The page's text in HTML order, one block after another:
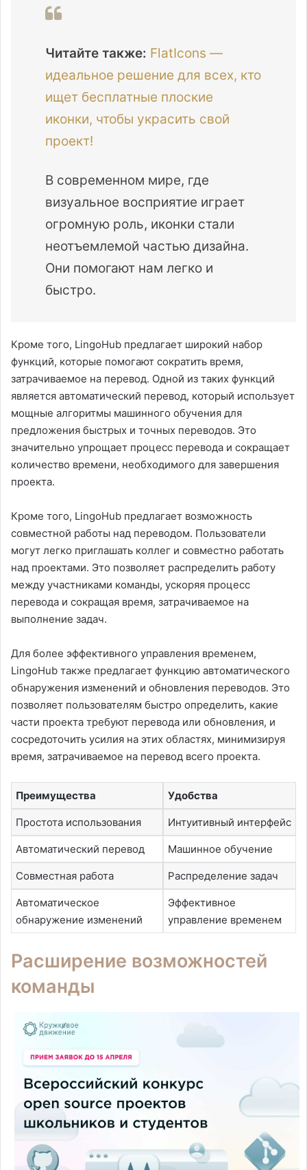
Читайте также: FlatIcons —
идеальное решение для всех, кто
ищет бесплатные плоские
иконки, чтобы украсить свой
проект!
В современном мире, где
визуальное восприятие играет
огромную роль, иконки стали
неотъемлемой частью дизайна.
Они помогают нам легко и
быстро.
Кроме того, LingoHub предлагает широкий набор
функций, которые помогают сократить время,
затрачиваемое на перевод. Одной из таких функций
является автоматический перевод, который использует
мощные алгоритмы машинного обучения для
предложения быстрых и точных переводов. Это
значительно упрощает процесс перевода и сокращает
количество времени, необходимого для завершения
проекта.
Кроме того, LingoHub предлагает возможность
совместной работы над переводом. Пользователи
могут легко приглашать коллег и совместно работать
над проектами. Это позволяет распределить работу
между участниками команды, ускоряя процесс
перевода и сокращая время, затрачиваемое на
выполнение задач.
Для более эффективного управления временем,
LingoHub также предлагает функцию автоматического
обнаружения изменений и обновления переводов. Это
позволяет пользователям быстро определить, какие
части проекта требуют перевода или обновления, и
сосредоточить усилия на этих областях, минимизируя
время, затрачиваемое на перевод всего проекта.
Преимущества Удобства
Простота использования Интуитивный интерфейс
Автоматический перевод Машинное обучение
Совместная работа Распределение задач
Автоматическое
обнаружение изменений
Эффективное
управление временем
Расширение возможностей
команды